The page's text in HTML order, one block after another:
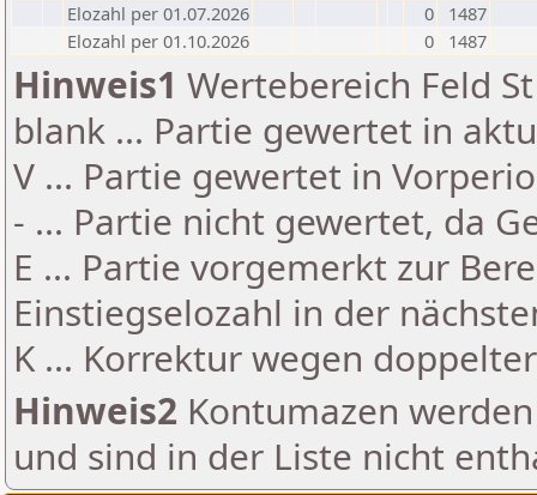
Elozahl per 01.07.2026
0
1487
Elozahl per 01.10.2026
0 1487
Hinweis1 Wertebereich Feld
blank ... Partie gewertet in
V ... Partie gewertet in
- ... Partie nicht gewertet, da
E ... Partie vorgemerkt zur
Einstiegselozahl in der
K ... Korrektur wegen
Hinweis2 Kontumazen
und sind in der Liste nicht